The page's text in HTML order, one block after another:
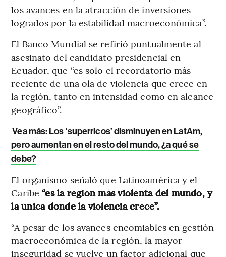
los avances en la atracción de inversiones
logrados por la estabilidad macroeconómica”.
El Banco Mundial se refirió puntualmente al
asesinato del candidato presidencial en
Ecuador, que “es solo el recordatorio más
reciente de una ola de violencia que crece en
la región, tanto en intensidad como en alcance
geográfico”.
Vea más: Los ‘superricos’ disminuyen en LatAm,
pero aumentan en el resto del mundo, ¿a qué se
debe?
El organismo señaló que Latinoamérica y el
Caribe“es la región más violenta del mundo, y
la única donde la violencia crece”.
“A pesar de los avances encomiables en gestión
macroeconómica de la región, la mayor
inseguridad se vuelve un factor adicional que